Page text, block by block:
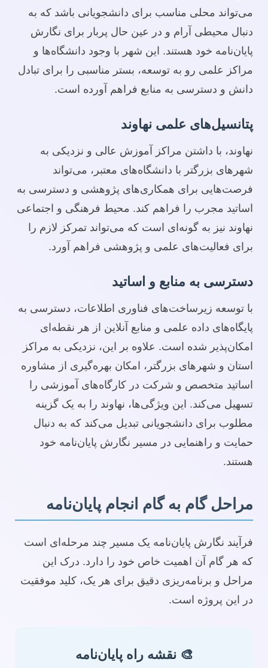
می‌تواند محلی مناسب برای دانشجویانی باشد که به
دنبال محیطی آرام و در عین حال پربار برای نگارش
پایان‌نامه خود هستند. این شهر با وجود دانشگاه‌ها و
مراکز علمی رو به توسعه، بستر مناسبی را برای تبادل
دانش و دسترسی به منابع فراهم آورده است.
پتانسیل‌های علمی نهاوند
نهاوند، با داشتن مراکز آموزش عالی و نزدیکی به
شهرهای بزرگتر با دانشگاه‌های معتبر، می‌تواند
فرصت‌هایی برای همکاری‌های پژوهشی و دسترسی به
اساتید مجرب را فراهم کند. محیط فرهنگی و اجتماعی
نهاوند نیز به گونه‌ای است که می‌تواند تمرکز لازم را
برای فعالیت‌های علمی و پژوهشی فراهم آورد.
دسترسی به منابع و اساتید
با توسعه زیرساخت‌های فناوری اطلاعات، دسترسی به
پایگاه‌های داده علمی و منابع آنلاین از هر نقطه‌ای
امکان‌پذیر شده است. علاوه بر این، نزدیکی به مراکز
استان و شهرهای بزرگتر، امکان بهره‌گیری از مشاوره
اساتید متخصص و شرکت در کارگاه‌های آموزشی را
تسهیل می‌کند. این ویژگی‌ها، نهاوند را به یک گزینه
مطلوب برای دانشجویانی تبدیل می‌کند که به دنبال
حمایت و راهنمایی در مسیر نگارش پایان‌نامه خود
هستند.
مراحل گام به گام انجام پایان‌نامه
فرآیند نگارش پایان‌نامه یک مسیر چند مرحله‌ای است
که هر گام آن اهمیت خاص خود را دارد. درک این
مراحل و برنامه‌ریزی دقیق برای هر یک، کلید موفقیت
در این پروژه است.
🎨 نقشه راه پایان‌نامه